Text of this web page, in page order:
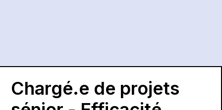
Chargé.e de projets